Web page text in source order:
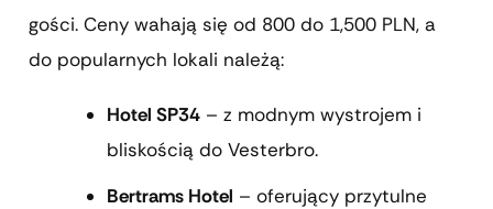
gości. Ceny wahają się od 800 do 1,500 PLN, a
do popularnych lokali należą:
Hotel SP34 – z modnym wystrojem i
bliskością do Vesterbro.
Bertrams Hotel – oferujący przytulne